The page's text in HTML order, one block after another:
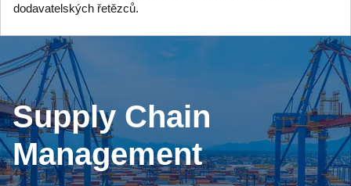
dodavatelských řetězců.
Supply Chain
Management